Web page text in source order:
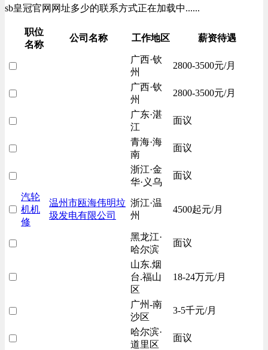
sb皇冠官网网址多少的联系方式正在加载中......
职位
名称
公司名称 工作地区 薪资待遇
广西·钦
州
2800-3500元/月
广西·钦
州
2800-3500元/月
广东·湛
江
面议
青海·海
南
面议
浙江·金
华·义乌
面议
汽轮
机机
修
温州市瓯海伟明垃
圾发电有限公司
浙江·温
州
4500起元/月
黑龙江·
哈尔滨
面议
山东.烟
台.福山
区
18-24万元/月
广州-南
沙区
3-5千元/月
哈尔滨·
道里区
面议